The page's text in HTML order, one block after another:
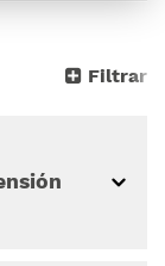
Filtrar